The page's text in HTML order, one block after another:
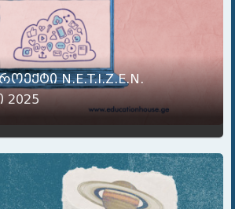
N.E.T.I.Z.E.N.
2025